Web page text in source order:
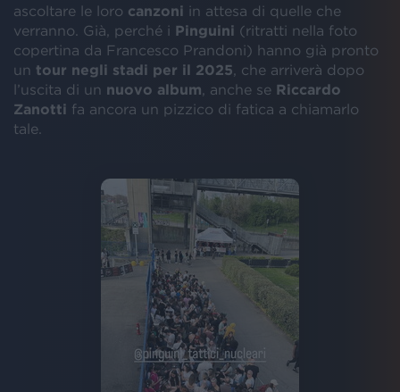
ascoltare le loro canzoni in attesa di quelle che
verranno. Già, perché i Pinguini (ritratti nella foto
copertina da Francesco Prandoni) hanno già pronto
un tour negli stadi per il 2025 , che arriverà dopo
l’uscita di un nuovo album , anche se Riccardo
Zanotti fa ancora un pizzico di fatica a chiamarlo
tale.